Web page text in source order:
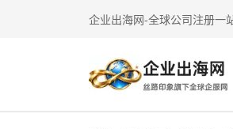
企业出海网-全球公司注册一